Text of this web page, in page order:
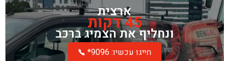
ארצית
45 דקות
ונחליף את הצמיג ברכב
*חייגו עכשיו: 9096